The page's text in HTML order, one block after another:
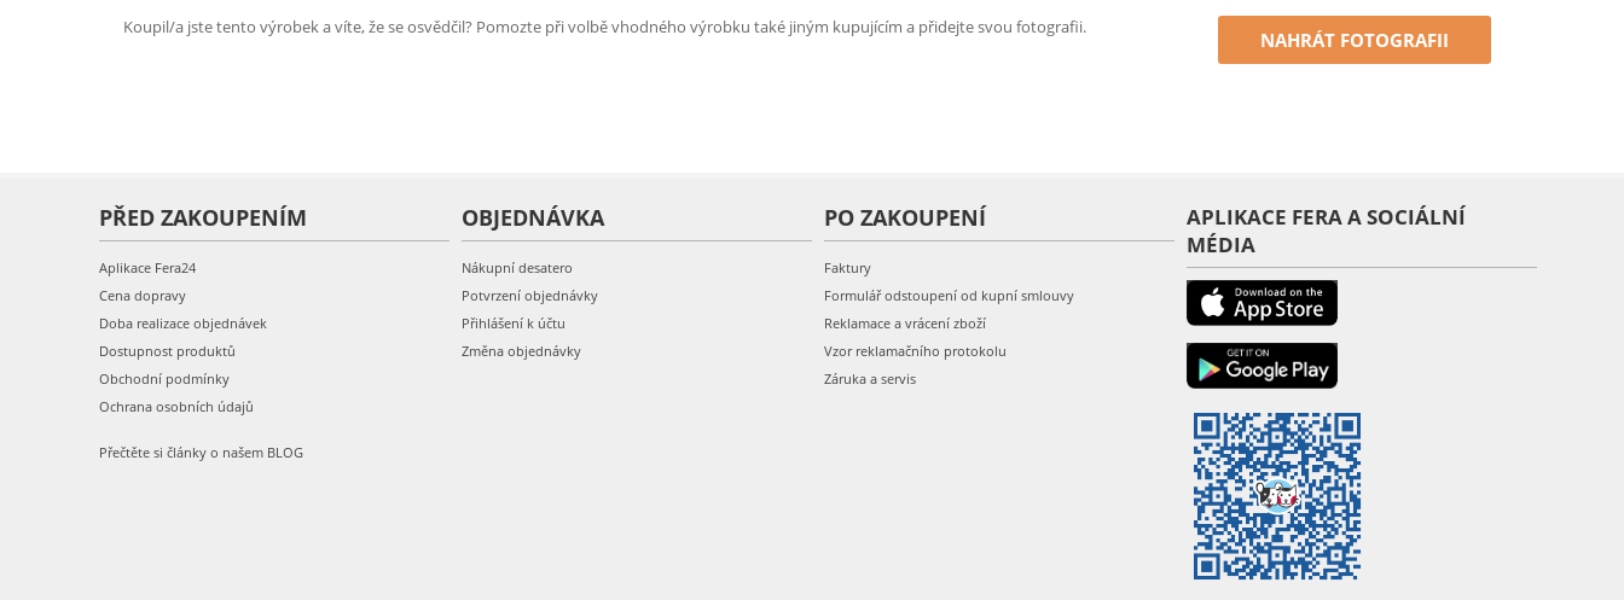
Koupil/a jste tento výrobek a víte, že se osvědčil? Pomozte při volbě vhodného výrobku také jiným kupujícím a přidejte svou fotografii.
NAHRÁT FOTOGRAFII
PŘED ZAKOUPENÍM
Aplikace Fera24
Cena dopravy
Doba realizace objednávek
Dostupnost produktů
Obchodní podmínky
Ochrana osobních údajů
Přečtěte si články o našem BLOG
OBJEDNÁVKA
Nákupní desatero
Potvrzení objednávky
Přihlášení k účtu
Změna objednávky
PO ZAKOUPENÍ
Faktury
Formulář odstoupení od kupní smlouvy
Reklamace a vrácení zboží
Vzor reklamačního protokolu
Záruka a servis
APLIKACE FERA A SOCIÁLNÍ
MÉDIA